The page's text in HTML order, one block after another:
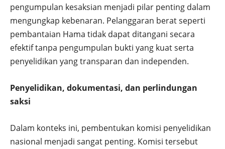
pengumpulan kesaksian menjadi pilar penting dalam
mengungkap kebenaran. Pelanggaran berat seperti
pembantaian Hama tidak dapat ditangani secara
efektif tanpa pengumpulan bukti yang kuat serta
penyelidikan yang transparan dan independen.
Penyelidikan, dokumentasi, dan perlindungan
saksi
Dalam konteks ini, pembentukan komisi penyelidikan
nasional menjadi sangat penting. Komisi tersebut